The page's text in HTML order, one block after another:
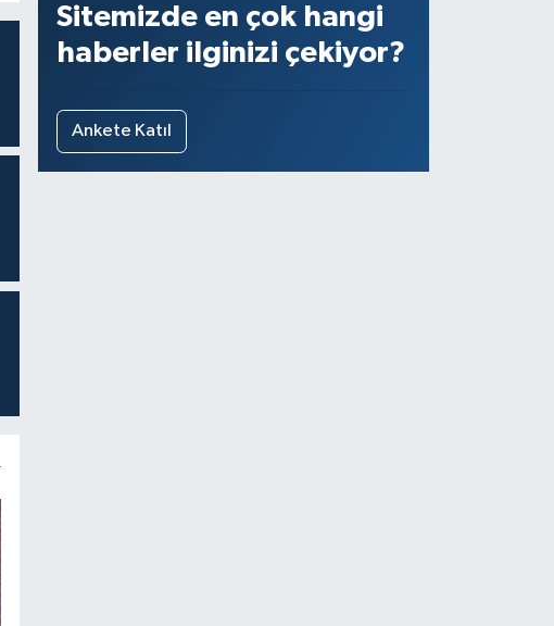
Sitemizde en çok hangi
haberler ilginizi çekiyor?
Ankete Katıl